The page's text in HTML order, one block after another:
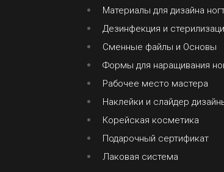
Материалы для дизайна
Дезинфекция и
Сменные файлы и Основы
Формы для наращивания
Рабочее место мастера
Наклейки и слайдер
Корейская косметика
Подарочный сертификат
Лаковая система